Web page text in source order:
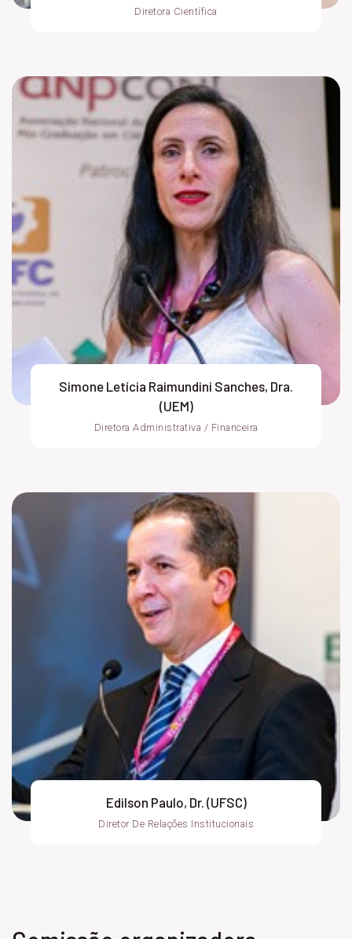
Diretora Científica
Simone Letícia Raimundini Sanches, Dra.
(UEM)
Diretora Administrativa / Financeira
Edilson Paulo, Dr. (UFSC)
Diretor De Relações Institucionais